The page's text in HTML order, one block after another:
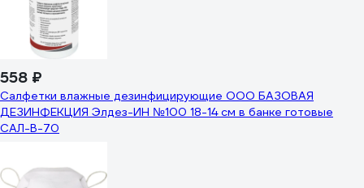
558 ₽
Салфетки влажные дезинфицирующие ООО БАЗОВАЯ
ДЕЗИНФЕКЦИЯ Элдез-ИН №100 18-14 см в банке готовые
САЛ-В-70